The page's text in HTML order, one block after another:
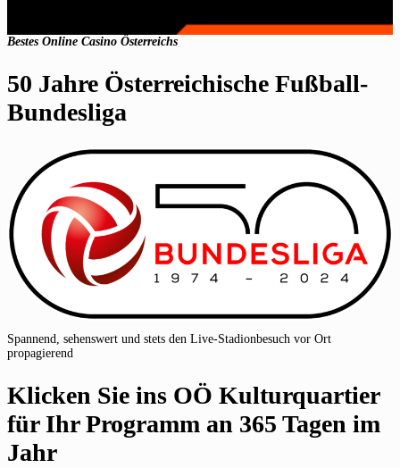
Bestes Online Casino Österreichs
50 Jahre Österreichische Fußball-
Bundesliga
Spannend, sehenswert und stets den Live-Stadionbesuch vor Ort
propagierend
Klicken Sie ins OÖ Kulturquartier
für Ihr Programm an 365 Tagen im
Jahr